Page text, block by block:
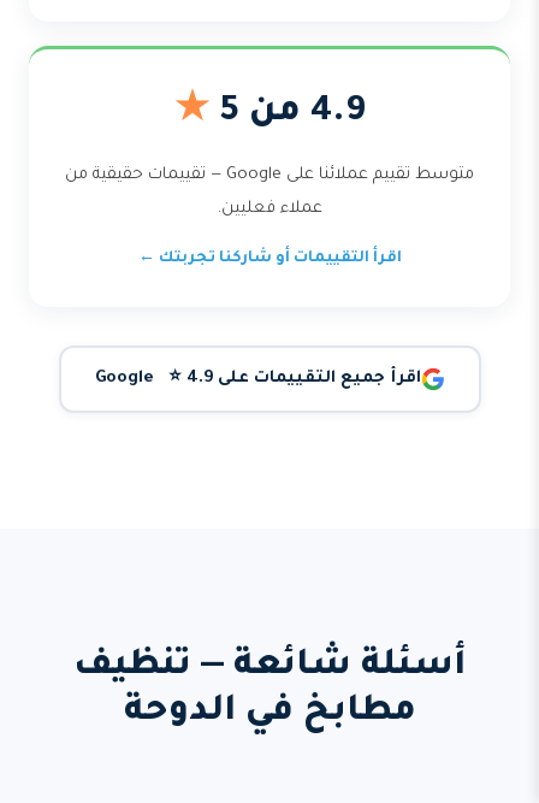
4.9 من 5 ★
متوسط تقييم عملائنا على Google — تقييمات حقيقية من
عملاء فعليين.
اقرأ التقييمات أو شاركنا تجربتك ←
اقرأ جميع التقييمات على Google ⭐ 4.9
أسئلة شائعة — تنظيف
مطابخ في الدوحة